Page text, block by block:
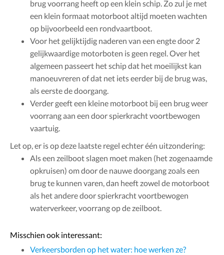
brug voorrang heeft op een klein schip. Zo zul je met
een klein formaat motorboot altijd moeten wachten
op bijvoorbeeld een rondvaartboot.
Voor het gelijktijdig naderen van een engte door 2
gelijkwaardige motorboten is geen regel. Over het
algemeen passeert het schip dat het moeilijkst kan
manoeuvreren of dat net iets eerder bij de brug was,
als eerste de doorgang.
Verder geeft een kleine motorboot bij een brug weer
voorrang aan een door spierkracht voortbewogen
vaartuig.
Let op, er is op deze laatste regel echter één uitzondering:
Als een zeilboot slagen moet maken (het zogenaamde
opkruisen) om door de nauwe doorgang zoals een
brug te kunnen varen, dan heeft zowel de motorboot
als het andere door spierkracht voortbewogen
waterverkeer, voorrang op de zeilboot.
Misschien ook interessant:
Verkeersborden op het water: hoe werken ze?